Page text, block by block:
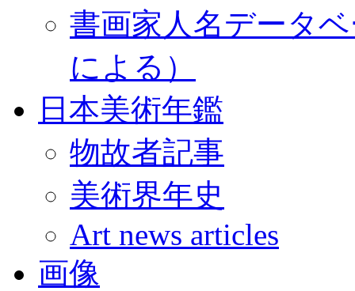
書画家人名データ
による）
日本美術年鑑
物故者記事
美術界年史
Art news articles
画像